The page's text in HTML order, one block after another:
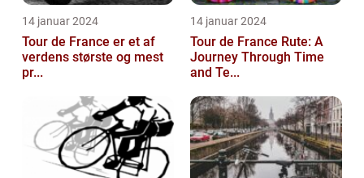
14 januar 2024
Tour de France er et af
verdens største og mest
pr...
14 januar 2024
Tour de France Rute: A
Journey Through Time
and Te...